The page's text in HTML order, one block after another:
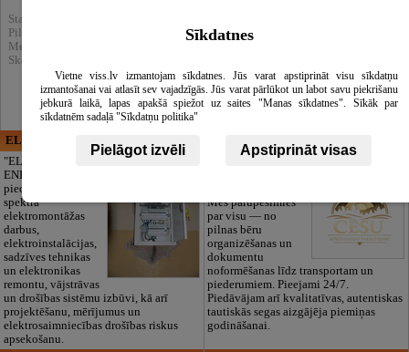
Statistika:
Pilnībā apskatīts : 1797
Meklēšnas rezultātos parādīts : 15427
Skatīt arī katalogā :
ELECTRIC ENERGY
"ELECTRIC
ENERGY Kandava"
piedāvā pilna
spektra
elektromontāžas
darbus,
elektroinstalācijas,
sadzīves tehnikas
un elektronikas
remontu, vājstrāvas
un drošības sistēmu izbūvi, kā arī
projektēšanu, mērījumus un
elektrosaimniecības drošības riskus
apsekošanu.
PAKALPOJUMI, SIA
Mēs parūpēsimies
par visu — no
pilnas bēru
organizēšanas un
dokumentu
noformēšanas līdz transportam un
piederumiem. Pieejami 24/7.
Piedāvājam arī kvalitatīvas, autentiskas
tautiskās segas aizgājēja piemiņas
godināšanai.
Sīkdatnes
Vietne viss.lv izmantojam sīkdatnes. Jūs varat apstiprināt visu sīkdatņu
izmantošanai vai atlasīt sev vajadzīgās. Jūs varat pārlūkot un labot savu piekrišanu
jebkurā laikā, lapas apakšā spiežot uz saites "Manas sīkdatnes". Sīkāk par
sīkdatnēm sadaļā "Sīkdatņu politika"
Pielāgot izvēli Apstiprināt visas